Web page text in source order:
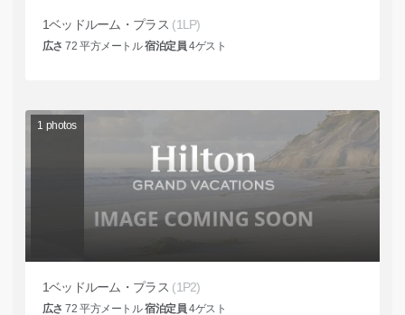
1ベッドルーム・プラス (1LP)
広さ 72 平方メートル宿泊定員 4ゲスト
1 photos
1ベッドルーム・プラス (1P2)
広さ 72 平方メートル宿泊定員 4ゲスト